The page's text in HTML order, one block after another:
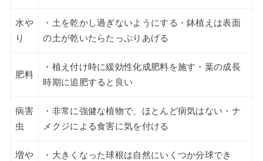
水や
り
・土を乾かし過ぎないようにする・鉢植えは表面
の土が乾いたらたっぷりあげる
肥料
・植え付け時に緩効性化成肥料を施す・葉の成長
時期に追肥すると良い
病害
虫
・非常に強健な植物で、ほとんど病気はない・ナ
メクジによる食害に気を付ける
増や
・大きくなった球根は自然にいくつか分球でき